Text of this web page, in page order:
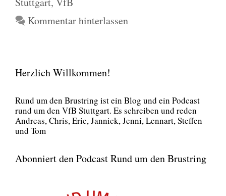
Kommentar hinterlassen
Herzlich Willkommen!
Rund um den Brust­ring ist ein Blog und ein Pod­cast
rund um den VfB Stutt­gart. Es schrei­ben und reden
Andre­as, Chris, Eric, Jan­nick, Jen­ni, Lenn­art, Stef­fen
und Tom
Abonniert den Podcast Rund um den Brustring